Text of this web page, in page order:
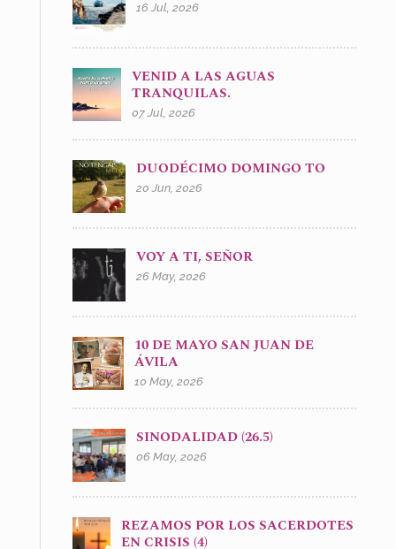
16 Jul, 2026
VENID A LAS AGUAS
TRANQUILAS.
07 Jul, 2026
DUODÉCIMO DOMINGO TO
20 Jun, 2026
VOY A TI, SEÑOR
26 May, 2026
10 DE MAYO SAN JUAN DE
ÁVILA
10 May, 2026
SINODALIDAD (26.5)
06 May, 2026
REZAMOS POR LOS SACERDOTES
EN CRISIS (4)